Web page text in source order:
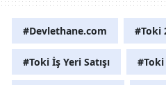
#Devlethane.com #Toki
#Toki İş Yeri Satışı #Toki